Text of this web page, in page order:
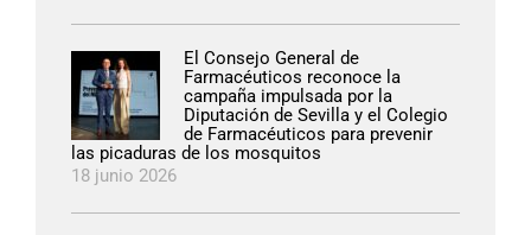
El Consejo General de
Farmacéuticos reconoce la
campaña impulsada por la
Diputación de Sevilla y el Colegio
de Farmacéuticos para prevenir
las picaduras de los mosquitos
18 junio 2026